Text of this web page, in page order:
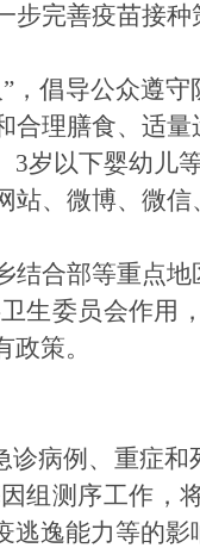
完善疫苗接种
，倡导公众遵
合理膳食、适
3岁以下婴幼儿
站、微博、微
结合部等重点
生委员会作用
策。
诊病例 、重症和
组测序工作，
逸能力等的影